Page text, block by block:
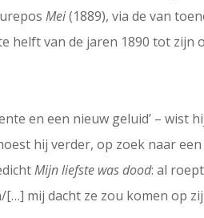
Mei(1889), via de van
helft van de jaren 1890 tot zijn
en een nieuw geluid’ –
hij verder, op zoek naar
Mijn liefste was dood: al
mij dacht ze zou komen op